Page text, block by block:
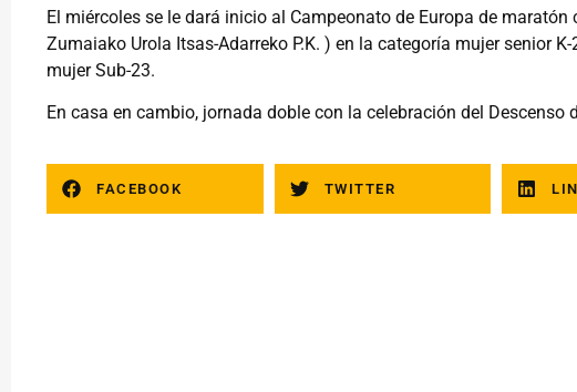
El miércoles se le dará inicio al Campeonato de Europa de maratón
Zumaiako Urola Itsas-Adarreko P.K. ) en la categoría mujer senior
mujer Sub-23.
En casa en cambio, jornada doble con la celebración del Descenso
FACEBOOK TWITTER